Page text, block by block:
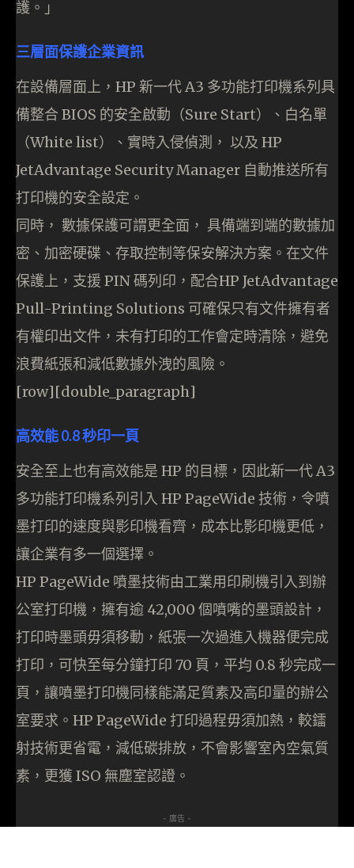
護。」
三層面保護企業資訊
在設備層面上，HP 新一代 A3 多功能打印機系列具
備整合 BIOS 的安全啟動（Sure Start）、白名單
（White list）、實時入侵偵測， 以及 HP
JetAdvantage Security Manager 自動推送所有
打印機的安全設定。
同時， 數據保護可謂更全面， 具備端到端的數據加
密、加密硬碟、存取控制等保安解決方案。在文件
保護上，支援 PIN 碼列印，配合HP JetAdvantage
Pull-Printing Solutions 可確保只有文件擁有者
有權印出文件，未有打印的工作會定時清除，避免
浪費紙張和減低數據外洩的風險。
[row][double_paragraph]
高效能 0.8 秒印一頁
安全至上也有高效能是 HP 的目標，因此新一代 A3
多功能打印機系列引入 HP PageWide 技術，令噴
墨打印的速度與影印機看齊，成本比影印機更低，
讓企業有多一個選擇。
HP PageWide 噴墨技術由工業用印刷機引入到辦
公室打印機，擁有逾 42,000 個噴嘴的墨頭設計，
打印時墨頭毋須移動，紙張一次過進入機器便完成
打印，可快至每分鐘打印 70 頁，平均 0.8 秒完成一
頁，讓噴墨打印機同樣能滿足質素及高印量的辦公
室要求。HP PageWide 打印過程毋須加熱，較鐳
射技術更省電，減低碳排放，不會影響室內空氣質
素，更獲 ISO 無塵室認證。
- 廣告 -